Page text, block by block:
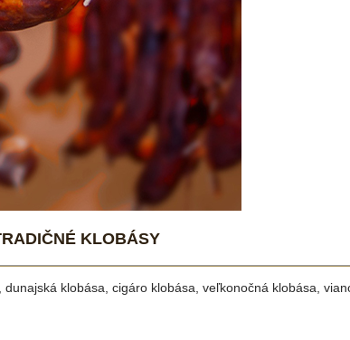
KLOBÁSY
klobása, cigáro klobása, veľkonočná klobása,